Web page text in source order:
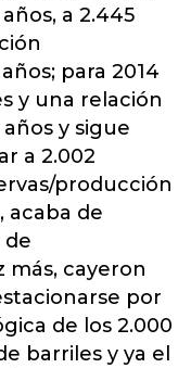
a 2.445
para 2014
y una relación
y sigue
a 2.002
producción
acaba de
de
más, cayeron
por
de los 2.000
barriles y ya el